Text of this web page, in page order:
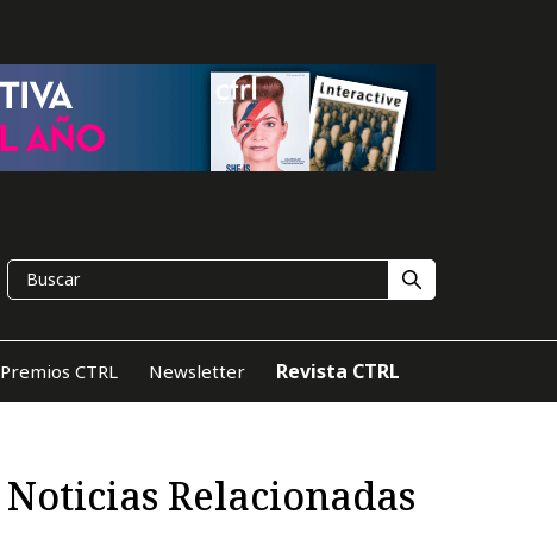
Premios CTRL Newsletter Revista CTRL
Noticias Relacionadas